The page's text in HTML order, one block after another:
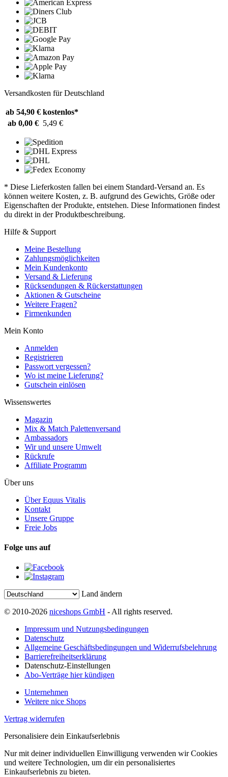
Versandkosten für Deutschland
ab 54,90 € kostenlos*
ab 0,00 € 5,49 €
* Diese Lieferkosten fallen bei einem Standard-Versand an. Es
können weitere Kosten, z. B. aufgrund des Gewichts, Größe oder
Eigenschaften der Produkte, entstehen. Diese Informationen findest
du direkt in der Produktbeschreibung.
Hilfe & Support
Meine Bestellung
Zahlungsmöglichkeiten
Mein Kundenkonto
Versand & Lieferung
Rücksendungen & Rückerstattungen
Aktionen & Gutscheine
Weitere Fragen?
Firmenkunden
Mein Konto
Anmelden
Registrieren
Passwort vergessen?
Wo ist meine Lieferung?
Gutschein einlösen
Wissenswertes
Magazin
Mix & Match Palettenversand
Ambassadors
Wir und unsere Umwelt
Rückrufe
Affiliate Programm
Über uns
Über Equus Vitalis
Kontakt
Unsere Gruppe
Freie Jobs
Folge uns auf
Land ändern
© 2010-2026 niceshops GmbH - All rights reserved.
Impressum und Nutzungsbedingungen
Datenschutz
Allgemeine Geschäftsbedingungen und Widerrufsbelehrung
Barrierefreiheitserklärung
Datenschutz-Einstellungen
Abo-Verträge hier kündigen
Unternehmen
Weitere nice Shops
Vertrag widerrufen
Personalisiere dein Einkaufserlebnis
Nur mit deiner individuellen Einwilligung verwenden wir Cookies
und weitere Technologien, um dir ein personalisiertes
Einkaufserlebnis zu bieten.